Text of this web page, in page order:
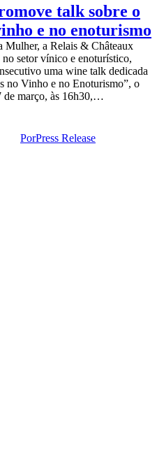
talk sobre o
e no enoturismo
Mulher, a Relais & Châteaux
setor vínico e enoturístico,
uma wine talk dedicada
no Vinho e no Enoturismo”, o
de março, às 16h30,…
PorPress Release